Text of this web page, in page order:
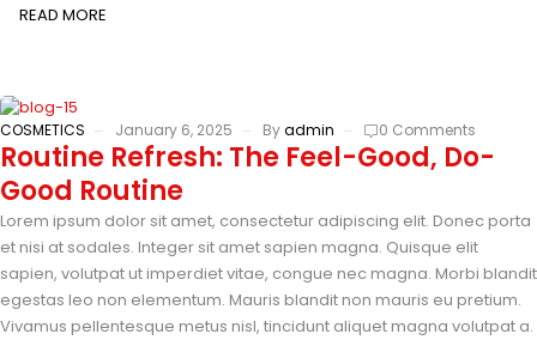
READ MORE
COSMETICS January 6, 2025 Byadmin 0 Comments
Routine Refresh: The Feel-Good, Do-
Good Routine
Lorem ipsum dolor sit amet, consectetur adipiscing elit. Donec porta
et nisi at sodales. Integer sit amet sapien magna. Quisque elit
sapien, volutpat ut imperdiet vitae, congue nec magna. Morbi blandit
egestas leo non elementum. Mauris blandit non mauris eu pretium.
Vivamus pellentesque metus nisl, tincidunt aliquet magna volutpat a.